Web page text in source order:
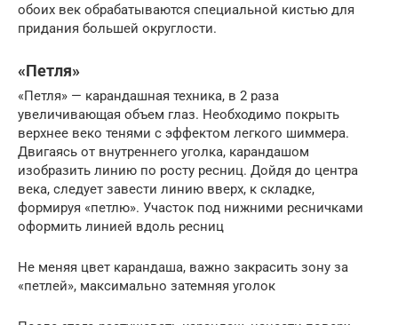
обоих век обрабатываются специальной кистью для
придания большей округлости.
«Петля»
«Петля» — карандашная техника, в 2 раза
увеличивающая объем глаз. Необходимо покрыть
верхнее веко тенями с эффектом легкого шиммера.
Двигаясь от внутреннего уголка, карандашом
изобразить линию по росту ресниц. Дойдя до центра
века, следует завести линию вверх, к складке,
формируя «петлю». Участок под нижними ресничками
оформить линией вдоль ресниц
Не меняя цвет карандаша, важно закрасить зону за
«петлей», максимально затемняя уголок